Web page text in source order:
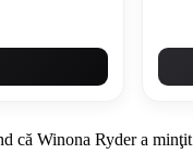
că Winona Ryder a